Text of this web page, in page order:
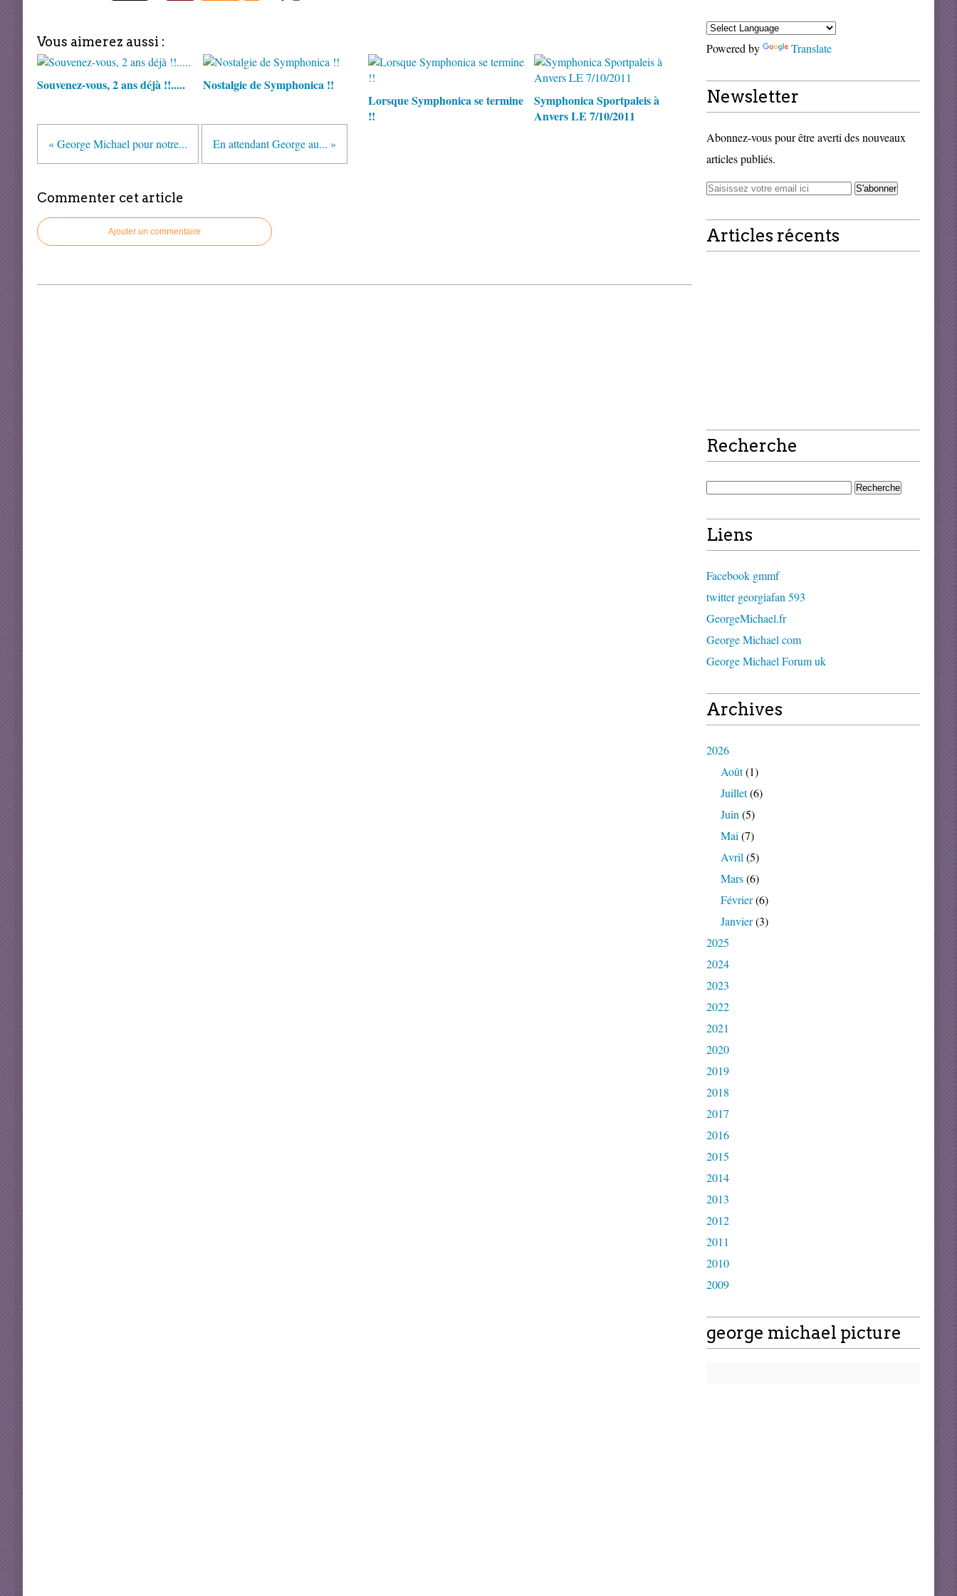
Vous aimerez aussi :
Souvenez-vous, 2 ans déjà !!.....
Nostalgie de Symphonica !!
Lorsque Symphonica se termine
!!
Symphonica Sportpaleis à
Anvers LE 7/10/2011
« George Michael pour notre... En attendant George au... »
Commenter cet article
Ajouter un commentaire
Powered by Translate
Newsletter
Abonnez-vous pour être averti des nouveaux
articles publiés.
Articles récents
Recherche
Liens
Facebook gmmf
twitter georgiafan 593
GeorgeMichael.fr
George Michael com
George Michael Forum uk
Archives
2026
Août(1)
Juillet(6)
Juin (5)
Mai (7)
Avril (5)
Mars(6)
Février(6)
Janvier(3)
2025
2024
2023
2022
2021
2020
2019
2018
2017
2016
2015
2014
2013
2012
2011
2010
2009
george michael picture